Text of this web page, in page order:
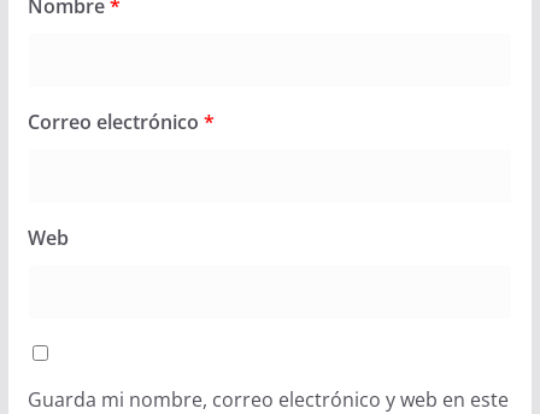
Nombre*
Correo electrónico *
Web
Guarda mi nombre, correo electrónico y web en este